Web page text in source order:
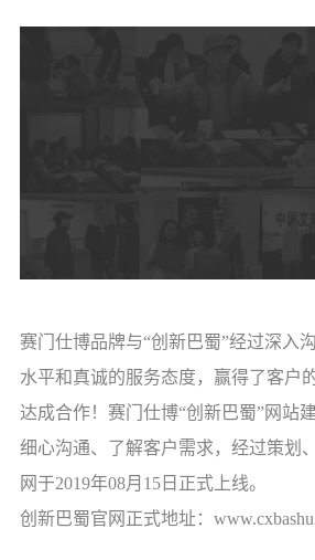
赛门仕博品牌与“创新巴蜀”经过深入
水平和真诚的服务态度，赢得了客户
达成合作！赛门仕博“创新巴蜀”网站
细心沟通、了解客户需求，经过策划
网于2019年08月 15日正式上线。
创新巴蜀官网正式地址：